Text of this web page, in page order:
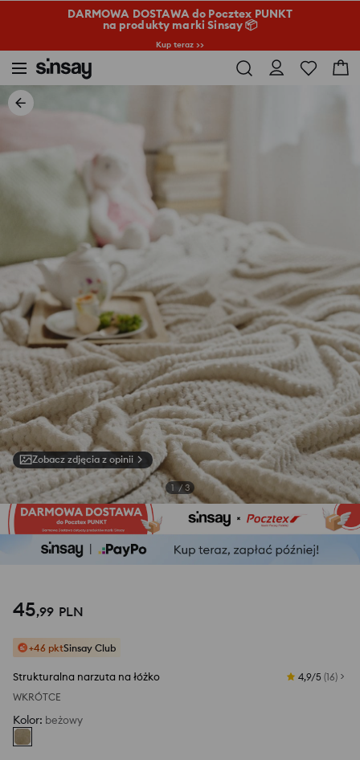
DARMOWA DOSTAWA do Pocztex PUNKT
na produkty marki Sinsay 📦
Kup teraz >>
Zobacz zdjęcia z opinii
1 / 3
45,99 PLN
+46 pktSinsay Club
Strukturalna narzuta na łóżko 4,9/5 (16)
WKRÓTCE
Kolor: beżowy